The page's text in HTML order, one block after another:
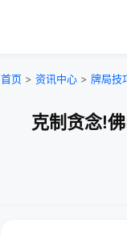
首页 > 资讯中心 > 牌局技
克制贪念!